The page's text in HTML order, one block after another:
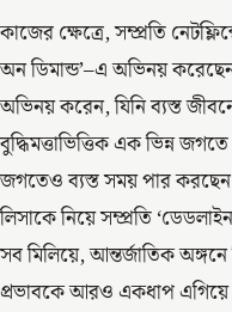
কাজের ক্ষেত্রে, সম্প্রতি
অন ডিমান্ড’–এ অভিনয়
অভিনয় করেন, যিনি ব্যস্ত
বুদ্ধিমত্তাভিত্তিক এক ভিন্ন
জগতেও ব্যস্ত সময় পার
লিসাকে নিয়ে সম্প্রতি
সব মিলিয়ে, আন্তর্জাতিক
প্রভাবকে আরও একধাপ